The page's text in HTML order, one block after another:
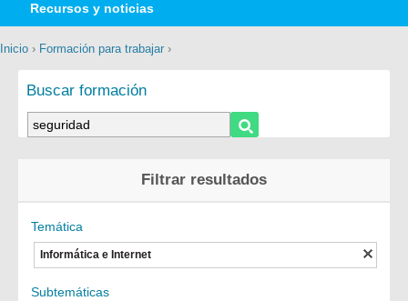
Recursos y noticias
Inicio › Formación para trabajar ›
Buscar formación
Filtrar resultados
Temática
Informática e Internet
Subtemáticas